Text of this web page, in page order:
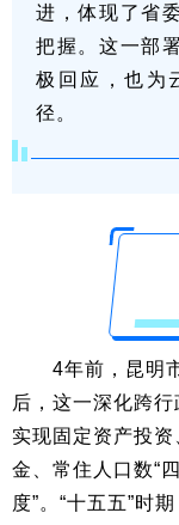
进，体现了省
把握。这一部
极回应，也为
径。
4年前，昆明
后，这一深化跨
实现固定资产投
金、常住人口数“
度”。“十五五”时